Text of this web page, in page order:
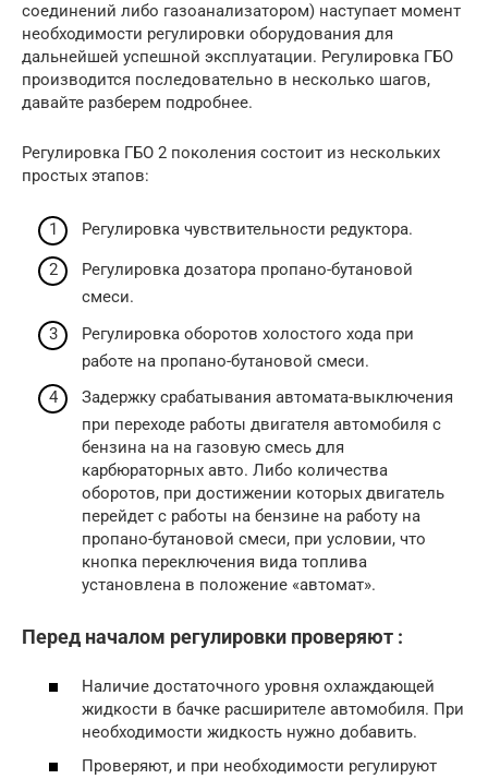
соединений либо газоанализатором) наступает момент
необходимости регулировки оборудования для
дальнейшей успешной эксплуатации. Регулировка ГБО
производится последовательно в несколько шагов,
давайте разберем подробнее.
Регулировка ГБО 2 поколения состоит из нескольких
простых этапов:
Регулировка чувствительности редуктора.
Регулировка дозатора пропано-бутановой
смеси.
Регулировка оборотов холостого хода при
работе на пропано-бутановой смеси.
Задержку срабатывания автомата-выключения
при переходе работы двигателя автомобиля с
бензина на на газовую смесь для
карбюраторных авто. Либо количества
оборотов, при достижении которых двигатель
перейдет с работы на бензине на работу на
пропано-бутановой смеси, при условии, что
кнопка переключения вида топлива
установлена в положение «автомат».
Перед началом регулировки проверяют :
Наличие достаточного уровня охлаждающей
жидкости в бачке расширителе автомобиля. При
необходимости жидкость нужно добавить.
Проверяют, и при необходимости регулируют